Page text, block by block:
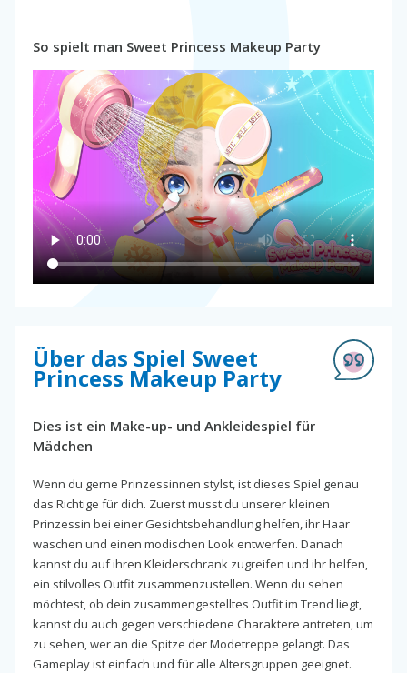
So spielt man Sweet Princess Makeup Party
Über das Spiel Sweet
Princess Makeup Party
Dies ist ein Make-up- und Ankleidespiel für
Mädchen
Wenn du gerne Prinzessinnen stylst, ist dieses Spiel genau
das Richtige für dich. Zuerst musst du unserer kleinen
Prinzessin bei einer Gesichtsbehandlung helfen, ihr Haar
waschen und einen modischen Look entwerfen. Danach
kannst du auf ihren Kleiderschrank zugreifen und ihr helfen,
ein stilvolles Outfit zusammenzustellen. Wenn du sehen
möchtest, ob dein zusammengestelltes Outfit im Trend liegt,
kannst du auch gegen verschiedene Charaktere antreten, um
zu sehen, wer an die Spitze der Modetreppe gelangt. Das
Gameplay ist einfach und für alle Altersgruppen geeignet.